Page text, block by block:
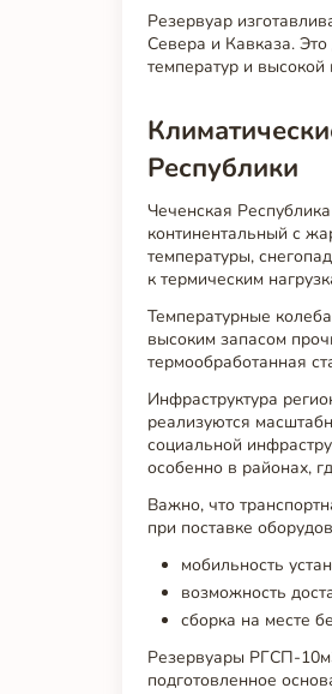
Резервуар
Севера и Кавказа.
температур и
Республики
Чеченская
континентальный с
температуры,
к термическим
Температурные
высоким запасом
термообработанная
Инфраструктура
реализуются
социальной
особенно в районах,
Важно, что
при поставке
мобильность
возможность
сборка на месте
Резервуары РГСП-
подготовленное